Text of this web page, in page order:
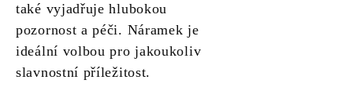
také vyjadřuje hlubokou
pozornost a péči. Náramek je
ideální volbou pro jakoukoliv
slavnostní příležitost.